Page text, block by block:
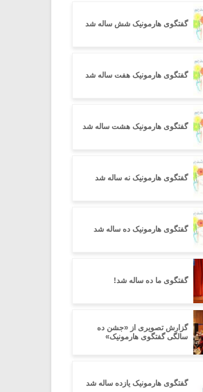
گفتگوی هارمونیک شش ساله شد
گفتگوی هارمونیک هفت ساله شد
گفتگوی هارمونیک هشت ساله شد
گفتگوی هارمونیک نه ساله شد
گفتگوی هارمونیک ده ساله شد
گفتگوی ما ده ساله شد!
گزارش تصویری از «جشن ده
سالگی گفتگوی هارمونیک»
گفتگوی هارمونیک یازده ساله شد